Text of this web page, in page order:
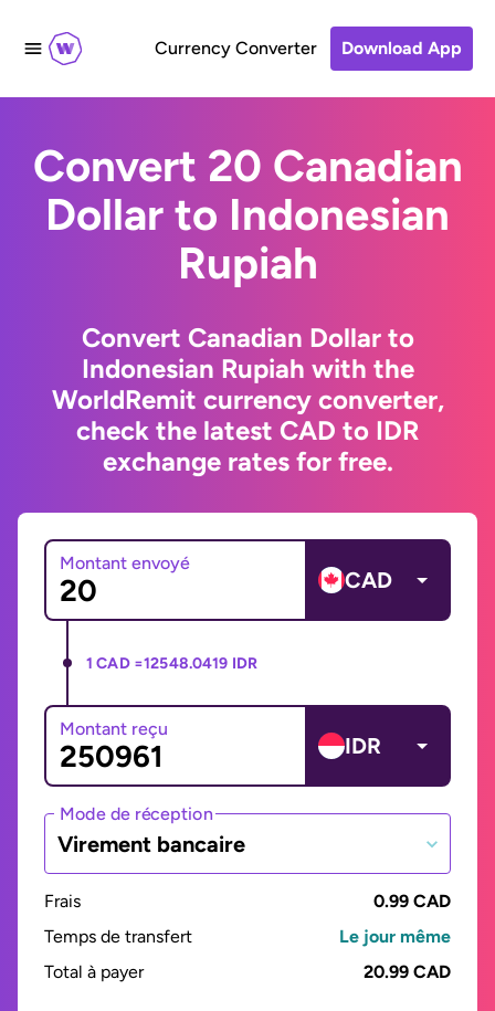
Currency Converter Download App
Convert 20 Canadian
Dollar to Indonesian
Rupiah
Convert Canadian Dollar to
Indonesian Rupiah with the
WorldRemit currency converter,
check the latest CAD to IDR
exchange rates for free.
Montant envoyé
CAD
1 CAD =12548.0419 IDR
Montant reçu
IDR
Mode de réception
Virement bancaire
Frais
0.99 CAD
Temps de transfert
Le jour même
Total à payer
20.99 CAD